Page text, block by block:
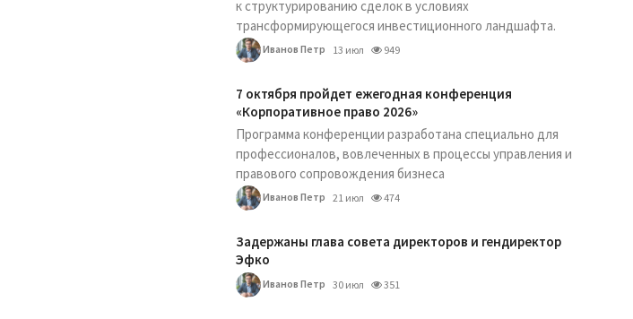
к структурированию сделок в условиях
трансформирующегося инвестиционного ландшафта.
Иванов Петр 13 июл 949
7 октября пройдет ежегодная конференция
«Корпоративное право 2026»
Программа конференции разработана специально для
профессионалов, вовлеченных в процессы управления и
правового сопровождения бизнеса
Иванов Петр 21 июл 474
Задержаны глава совета директоров и гендиректор
Эфко
Иванов Петр 30 июл 351